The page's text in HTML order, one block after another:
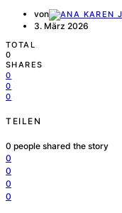
von
3. März 2026
TOTAL
0
SHARES
0
0
0
TEILEN
0 people shared the story
0
0
0
0